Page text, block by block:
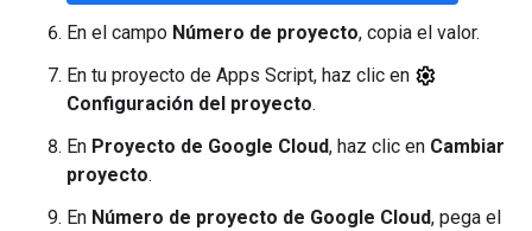
En el campo Número de proyecto, copia el valor.
En tu proyecto de Apps Script, haz clic en
Configuración del proyecto.
En Proyecto de Google Cloud, haz clic en Cambiar
proyecto.
En Número de proyecto de Google Cloud, pega el